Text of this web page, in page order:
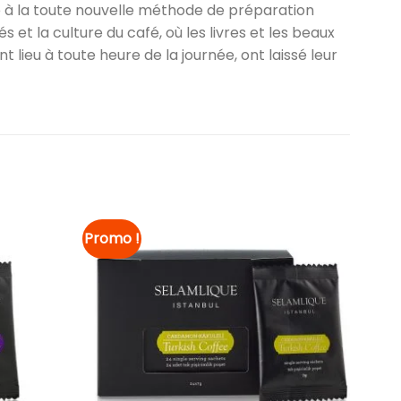
à la toute nouvelle méthode de préparation
et la culture du café, où les livres et les beaux
lieu à toute heure de la journée, ont laissé leur
Ajouter à
souhaits
Promo !
Ajouter à
la liste
de
souhaits